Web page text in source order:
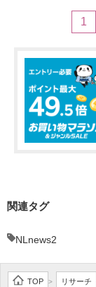
1
関連タグ
NLnews2
TOP > リサーチ